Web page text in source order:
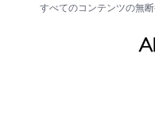
すべてのコンテンツの無